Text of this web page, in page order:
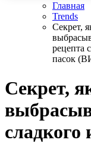
Главная
Trends
Секрет,
рецепта
пасок
Секрет,